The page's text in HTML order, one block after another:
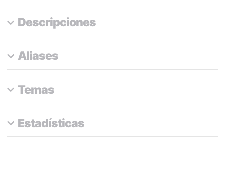
Descripciones
Aliases
Temas
Estadísticas